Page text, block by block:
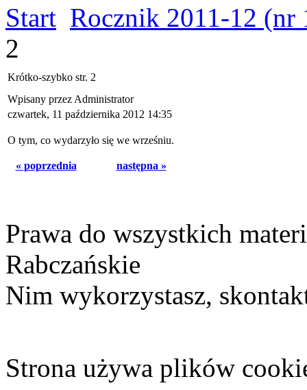
Start Rocznik 2011-12 (nr
2
Krótko-szybko str. 2
Wpisany przez Administrator
czwartek, 11 października 2012 14:35
O tym, co wydarzyło się we wrześniu.
« poprzednia następna »
Prawa do wszystkich
Rabczańskie
Nim wykorzystasz,
Strona używa plików